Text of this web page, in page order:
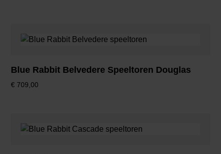
Blue Rabbit Belvedere Speeltoren Douglas
€ 709,00